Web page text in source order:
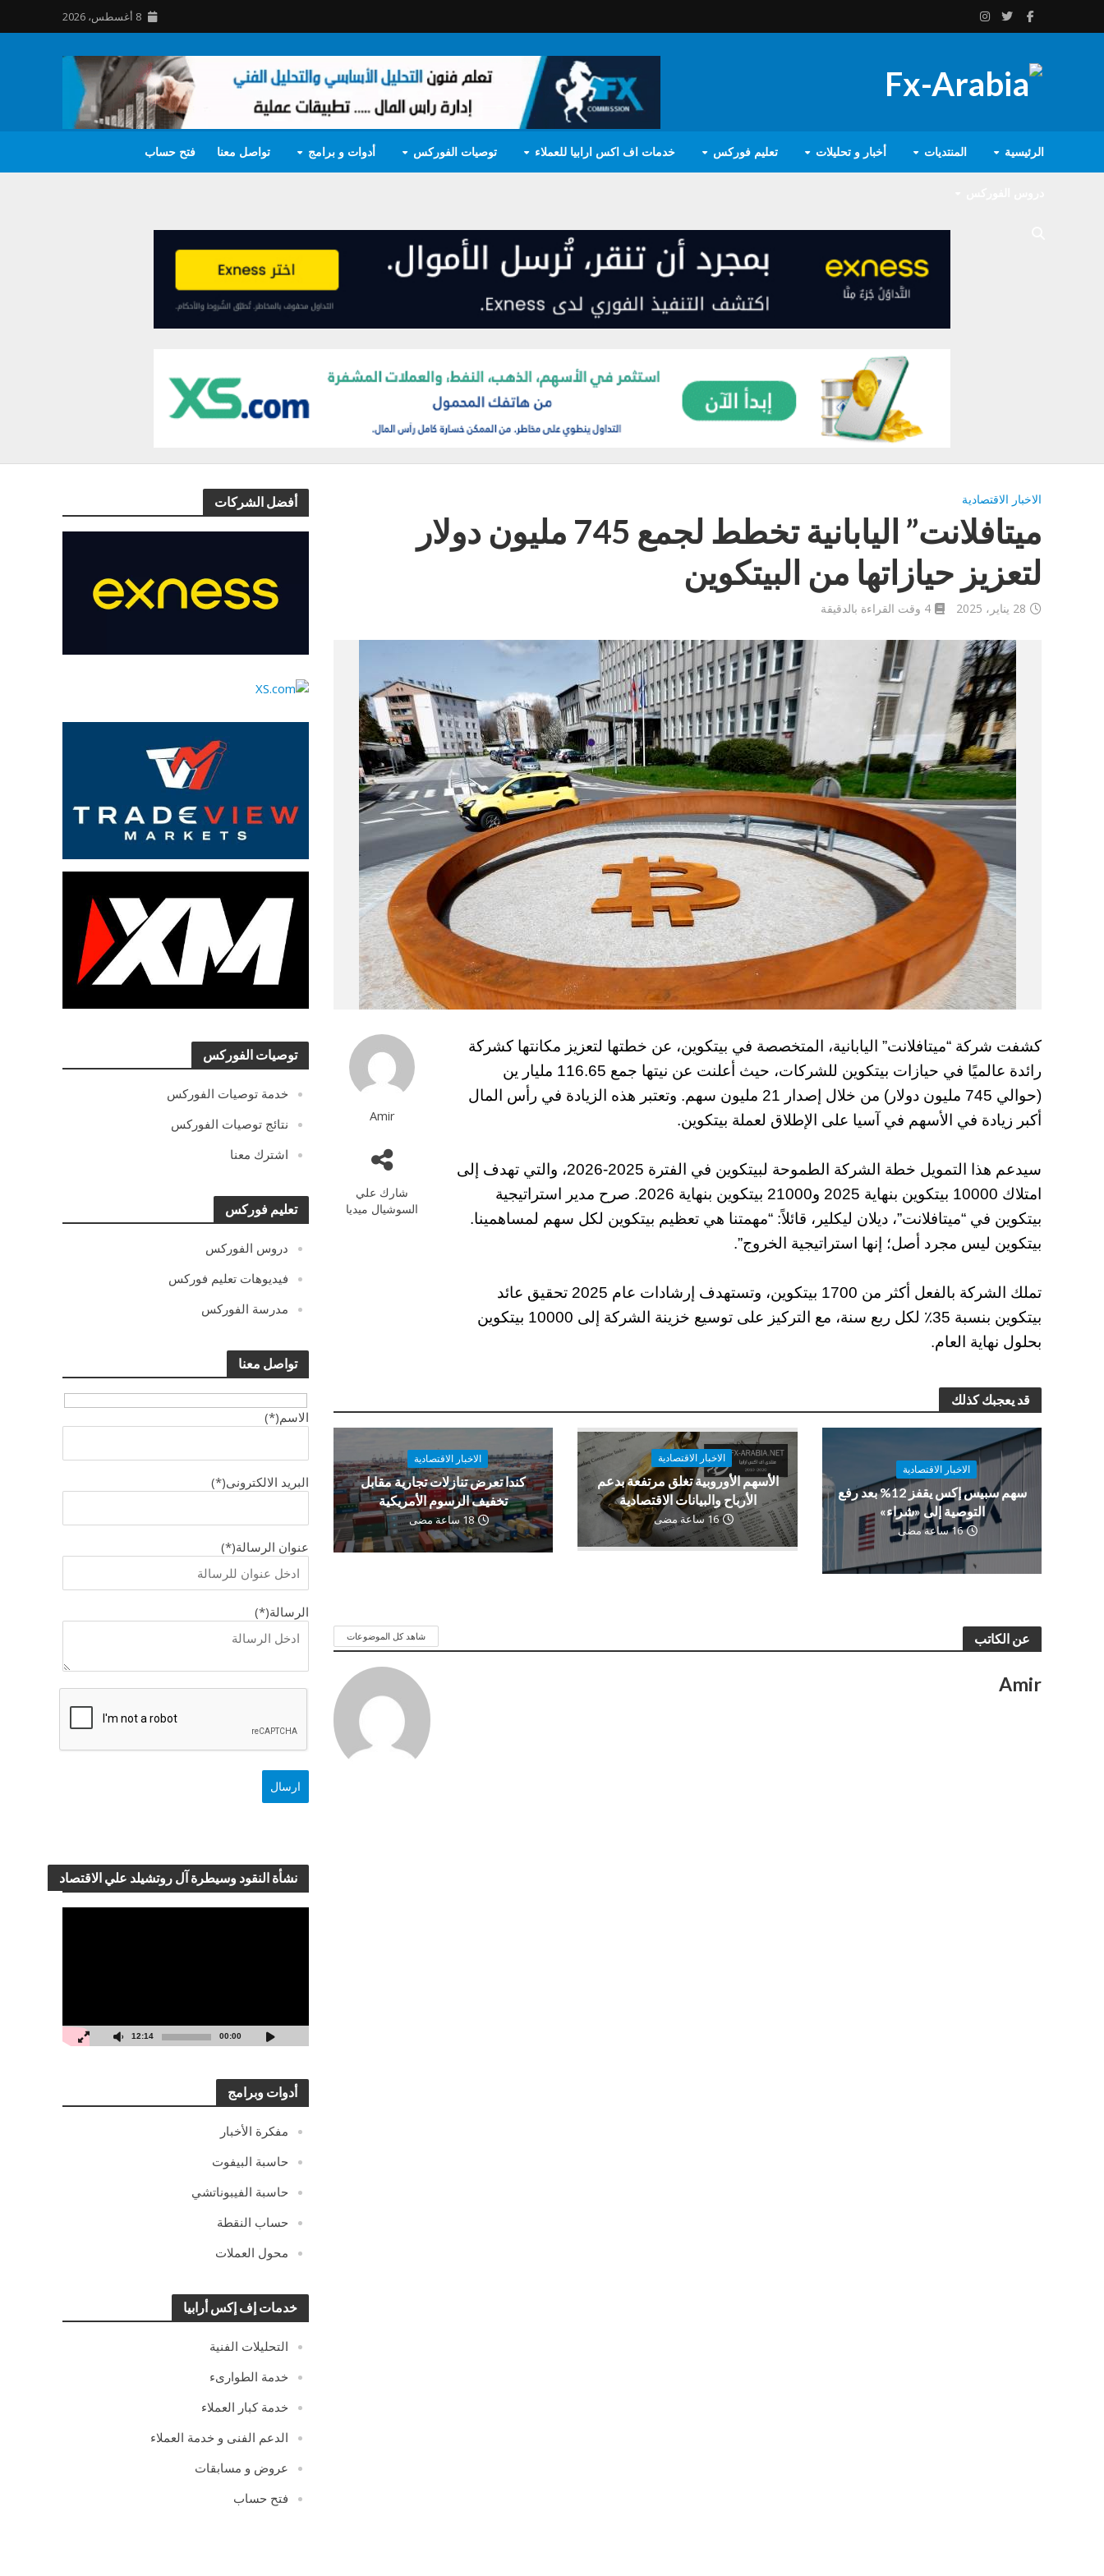
8 أغسطس، 2026
الرئيسية المنتديات أخبار و تحليلات تعليم فوركس خدمات اف اكس ارابيا للعملاء توصيات الفوركس أدوات و برامج تواصل معنا فتح حساب
أفضل الشركات
توصيات الفوركس
خدمة توصيات الفوركس
نتائج توصيات الفوركس
اشترك معنا
تعليم فوركس
دروس الفوركس
فيديوهات تعليم فوركس
مدرسة الفوركس
تواصل معنا
الاسم(*)
البريد الالكترونى(*)
عنوان الرسالة(*)
الرسالة(*)
نشأة النقود وسيطرة آل روتشيلد علي الاقتصاد
00:00
12:14
أدوات وبرامج
مفكرة الأخبار
حاسبة البيفوت
حاسبة الفيبوناتشي
حساب النقطة
محول العملات
خدمات إف إكس أرابيا
التحليلات الفنية
خدمة الطوارىء
خدمة كبار العملاء
الدعم الفنى و خدمة العملاء
عروض و مسابقات
فتح حساب
الاخبار الاقتصادية
ميتافلانت” اليابانية تخطط لجمع 745 مليون دولار
لتعزيز حيازاتها من البيتكوين
28 يناير، 2025 4 وقت القراءة بالدقيقة
Amir
شارك علي
السوشيال ميديا
كشفت شركة “ميتافلانت” اليابانية، المتخصصة في بيتكوين، عن خطتها لتعزيز مكانتها كشركة
رائدة عالميًا في حيازات بيتكوين للشركات، حيث أعلنت عن نيتها جمع 116.65 مليار ين
(حوالي 745 مليون دولار) من خلال إصدار 21 مليون سهم. وتعتبر هذه الزيادة في رأس المال
أكبر زيادة في الأسهم في آسيا على الإطلاق لعملة بيتكوين.
سيدعم هذا التمويل خطة الشركة الطموحة لبيتكوين في الفترة 2025-2026، والتي تهدف إلى
امتلاك 10000 بيتكوين بنهاية 2025 و21000 بيتكوين بنهاية 2026. صرح مدير استراتيجية
بيتكوين في “ميتافلانت”، ديلان ليكلير، قائلاً: “مهمتنا هي تعظيم بيتكوين لكل سهم لمساهمينا.
بيتكوين ليس مجرد أصل؛ إنها استراتيجية الخروج”.
تملك الشركة بالفعل أكثر من 1700 بيتكوين، وتستهدف إرشادات عام 2025 تحقيق عائد
بيتكوين بنسبة 35٪ لكل ربع سنة، مع التركيز على توسيع خزينة الشركة إلى 10000 بيتكوين
بحلول نهاية العام.
قد يعجبك كذلك
الاخبار الاقتصادية
سهم سبيس إكس يقفز 12% بعد رفع
التوصية إلى «شراء»
16 ساعة مضى
الاخبار الاقتصادية
الأسهم الأوروبية تغلق مرتفعة بدعم
الأرباح والبيانات الاقتصادية
16 ساعة مضى
الاخبار الاقتصادية
كندا تعرض تنازلات تجارية مقابل
تخفيف الرسوم الأمريكية
18 ساعة مضى
عن الكاتب شاهد كل الموضوعات
Amir